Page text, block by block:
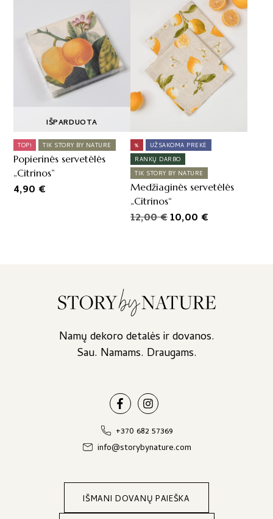
TOP! TIK STORY BY NATURE
Popierinės servetėlės
„Citrinos”
4,90 €
IŠPARDUOTA
%
UŽSAKOMA PREKĖ
RANKŲ DARBO
TIK STORY BY NATURE
Medžiaginės servetėlės
„Citrinos“
12,00€Original
10,00 €
Namų dekoro detalės ir dovanos.
Sau. Namams. Draugams.
+370 682 57369
info@storybynature.com
IŠMANI DOVANŲ PAIEŠKA